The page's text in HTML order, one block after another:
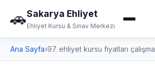
🚗Sakarya Ehliyet
Ehliyet Kursu & Sınav Merkezi
Ana Sayfa›97. ehliyet kursu fiyatları çalışma